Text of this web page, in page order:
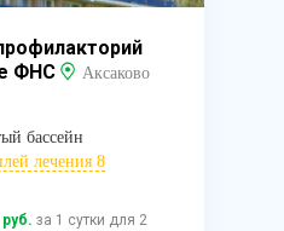
ФНС
Аксаково
бассейн
лечения 8
за 1 сутки для 2